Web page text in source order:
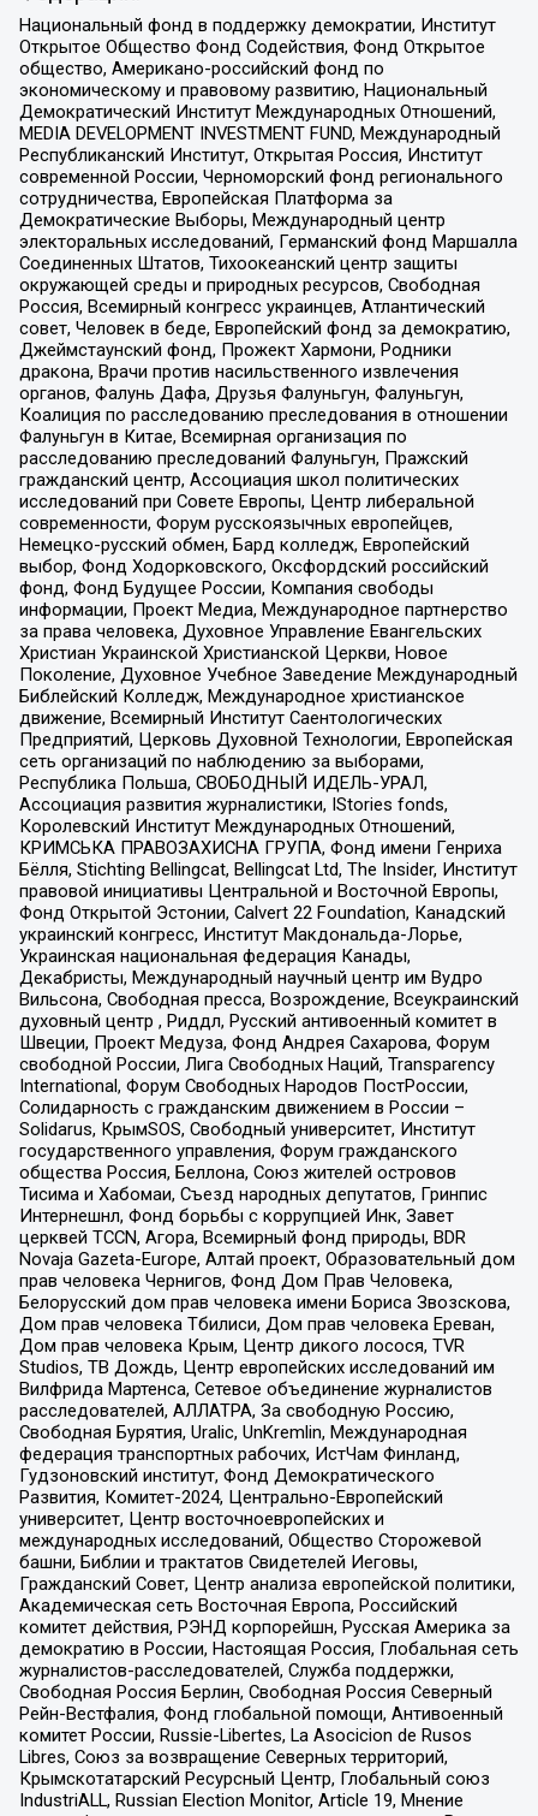
Национальный фонд в поддержку демократии, Институт
Открытое Общество Фонд Содействия, Фонд Открытое
общество, Американо-российский фонд по
экономическому и правовому развитию, Национальный
Демократический Институт Международных Отношений,
MEDIA DEVELOPMENT INVESTMENT FUND, Международный
Республиканский Институт, Открытая Россия, Институт
современной России, Черноморский фонд регионального
сотрудничества, Европейская Платформа за
Демократические Выборы, Международный центр
электоральных исследований, Германский фонд Маршалла
Соединенных Штатов, Тихоокеанский центр защиты
окружающей среды и природных ресурсов, Свободная
Россия, Всемирный конгресс украинцев, Атлантический
совет, Человек в беде, Европейский фонд за демократию,
Джеймстаунский фонд, Прожект Хармони, Родники
дракона, Врачи против насильственного извлечения
органов, Фалунь Дафа, Друзья Фалуньгун, Фалуньгун,
Коалиция по расследованию преследования в отношении
Фалуньгун в Китае, Всемирная организация по
расследованию преследований Фалуньгун, Пражский
гражданский центр, Ассоциация школ политических
исследований при Совете Европы, Центр либеральной
современности, Форум русскоязычных европейцев,
Немецко-русский обмен, Бард колледж, Европейский
выбор, Фонд Ходорковского, Оксфордский российский
фонд, Фонд Будущее России, Компания свободы
информации, Проект Медиа, Международное партнерство
за права человека, Духовное Управление Евангельских
Христиан Украинской Христианской Церкви, Новое
Поколение, Духовное Учебное Заведение Международный
Библейский Колледж, Международное христианское
движение, Всемирный Институт Саентологических
Предприятий, Церковь Духовной Технологии, Европейская
сеть организаций по наблюдению за выборами,
Республика Польша, СВОБОДНЫЙ ИДЕЛЬ-УРАЛ,
Ассоциация развития журналистики, IStories fonds,
Королевский Институт Международных Отношений,
КРИМСЬКА ПРАВОЗАХИСНА ГРУПА, Фонд имени Генриха
Бёлля, Stichting Bellingcat, Bellingcat Ltd, The Insider, Институт
правовой инициативы Центральной и Восточной Европы,
Фонд Открытой Эстонии, Calvert 22 Foundation, Канадский
украинский конгресс, Институт Макдональда-Лорье,
Украинская национальная федерация Канады,
Декабристы, Международный научный центр им Вудро
Вильсона, Свободная пресса, Возрождение, Всеукраинский
духовный центр , Риддл, Русский антивоенный комитет в
Швеции, Проект Медуза, Фонд Андрея Сахарова, Форум
свободной России, Лига Свободных Наций, Transparеncy
International, Форум Свободных Народов ПостРоссии,
Солидарность с гражданским движением в России –
Solidarus, КрымSOS, Свободный университет, Институт
государственного управления, Форум гражданского
общества Россия, Беллона, Союз жителей островов
Тисима и Хабомаи, Съезд народных депутатов, Гринпис
Интернешнл, Фонд борьбы с коррупцией Инк, Завет
церквей TCCN, Агора, Всемирный фонд природы, BDR
Novaja Gazeta-Europe, Алтай проект, Образовательный дом
прав человека Чернигов, Фонд Дом Прав Человека,
Белорусский дом прав человека имени Бориса Звозскова,
Дом прав человека Тбилиси, Дом прав человека Ереван,
Дом прав человека Крым, Центр дикого лосося, TVR
Studios, ТВ Дождь, Центр европейских исследований им
Вилфрида Мартенса, Сетевое объединение журналистов
расследователей, АЛЛАТРА, За свободную Россию,
Свободная Бурятия, Uralic, UnKremlin, Международная
федерация транспортных рабочих, ИстЧам Финланд,
Гудзоновский институт, Фонд Демократического
Развития, Комитет-2024, Центрально-Европейский
университет, Центр восточноевропейских и
международных исследований, Общество Сторожевой
башни, Библии и трактатов Свидетелей Иеговы,
Гражданский Совет, Центр анализа европейской политики,
Академическая сеть Восточная Европа, Российский
комитет действия, РЭНД корпорейшн, Русская Америка за
демократию в России, Настоящая Россия, Глобальная сеть
журналистов-расследователей, Служба поддержки,
Свободная Россия Берлин, Свободная Россия Северный
Рейн-Вестфалия, Фонд глобальной помощи, Антивоенный
комитет России, Russie-Libertes, La Asocicion de Rusos
Libres, Союз за возвращение Северных территорий,
Крымскотатарский Ресурсный Центр, Глобальный союз
IndustriALL, Russian Election Monitor, Article 19, Мнение